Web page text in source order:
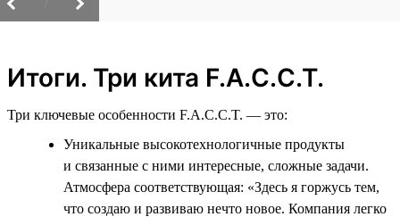
Итоги. Три кита F.A.C.C.T.
Три ключевые особенности F.A.C.C.T. — это:
Уникальные высокотехнологичные продукты
и связанные с ними интересные, сложные задачи.
Атмосфера соответствующая: «Здесь я горжусь тем,
что создаю и развиваю нечто новое. Компания легко